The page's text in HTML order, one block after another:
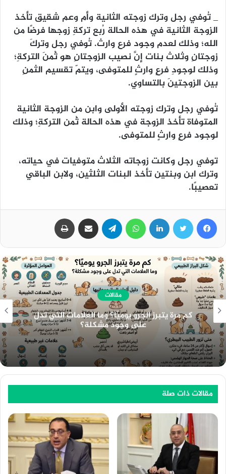
_ تُوفي رجل وترك زوجته الثانية وأم وعم شقيق تأخذ
الزوجة الثانية في هذه الحالة رُبع تركةِ زوجها فرضًا من
الله؛ وذلك لعدم وجود فرع وارث. تُوفي رجل وتركَ
زوجتانِ وثلاث بنات إنَّ نصيب الزوجتانِ هو ثُمنَ التركةِ؛
وذلك لوجودِ فرعٍ وارثٍ للمتوفى، ويتمّ تقسيم الثمنِ
بين الزوجتينَ بالتساوي.
تُوفي رجل وترك زوجته الأولى وابن من الزوجة الثانية
المتوفاة تأخذ الزوجة في هذه الحالة ثُمن التركةِ؛ وذلك
لوجود فرعٍ وارثٍ للمتوفى.
توفي رجل وكانت زوجاته الثلاث متوفيات في حياته،
وترك ابن وبنتين تأخذ البنات الثلثين، ولابن الباقي
تعصيبًا.
مقالات
هندسة الـ Meta Description الاحترافي: الدليل
الشامل لمضاعفة معدل النقر CTR والسيطرة على
خوارزميات الـ SEO وأنظمة الذكاء الاصطناعي
مقالات ذات صلة